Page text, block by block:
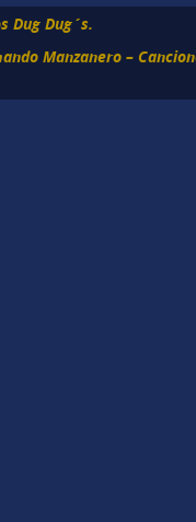
Dug Dug´s.
Manzanero –